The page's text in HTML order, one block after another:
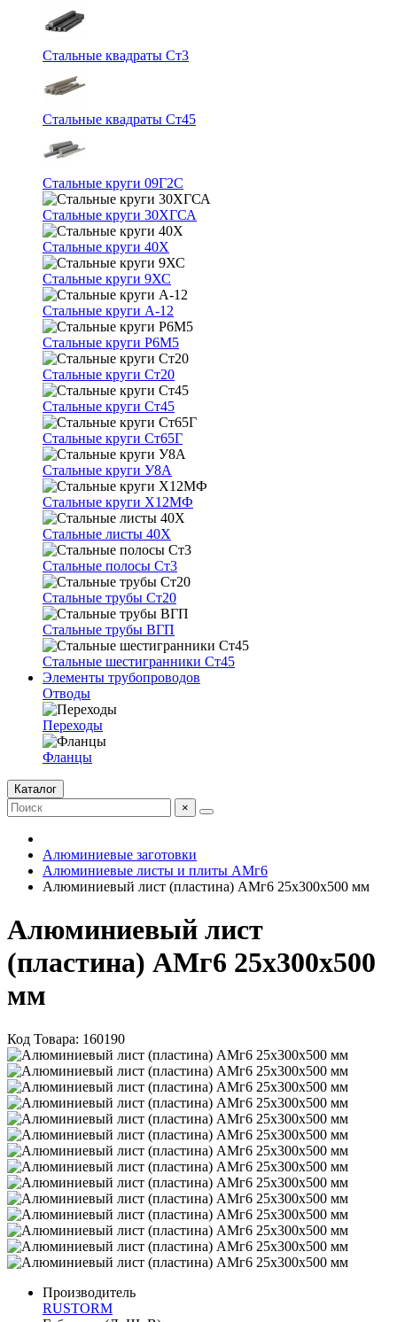
Стальные квадраты Ст3
Стальные квадраты Ст45
Стальные круги 09Г2С
Стальные круги 30ХГСА
Стальные круги 40Х
Стальные круги 9ХС
Стальные круги А-12
Стальные круги Р6М5
Стальные круги Ст20
Стальные круги Ст45
Стальные круги Ст65Г
Стальные круги У8А
Стальные круги Х12МФ
Стальные листы 40Х
Стальные полосы Ст3
Стальные трубы Ст20
Стальные трубы ВГП
Стальные шестигранники Ст45
Элементы трубопроводов
Отводы
Переходы
Фланцы
Каталог
×
Алюминиевые заготовки
Алюминиевые листы и плиты АМг6
Алюминиевый лист (пластина) АМг6 25х300х500 мм
Алюминиевый лист
(пластина) АМг6 25х300х500
мм
Код Товара: 160190
Производитель
RUSTORM